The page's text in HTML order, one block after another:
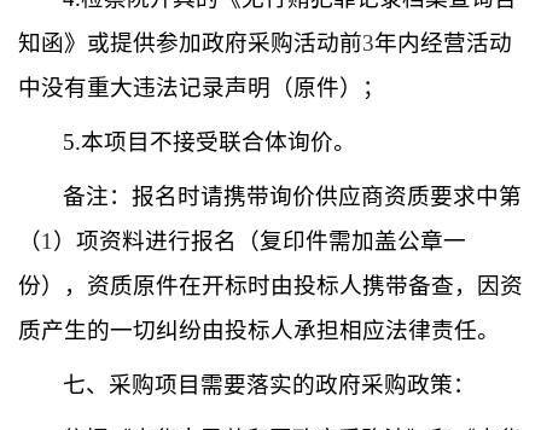
知函》或提供参加政府采购活动前3年内经营活动
中没有重大违法记录声明（原件）；
5.本项目不接受联合体询价。
备注：报名时请携带询价供应商资质要求中第
（1 ）项资料进行报名（复印件需加盖公章一
份），资质原件在开标时由投标人携带备查，因资
质产生的一切纠纷由投标人承担相应法律责任。
七、采购项目需要落实的政府采购政策：